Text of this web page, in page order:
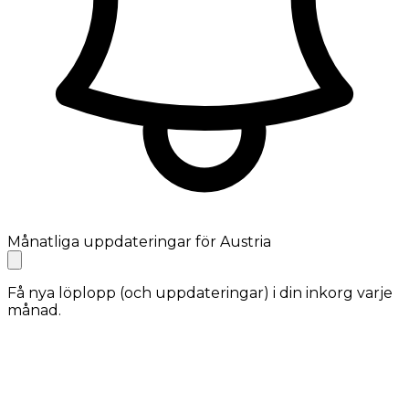
Månatliga uppdateringar för Austria
Få nya löplopp (och uppdateringar) i din inkorg varje
månad.